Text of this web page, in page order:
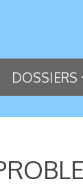
DOSSIERS